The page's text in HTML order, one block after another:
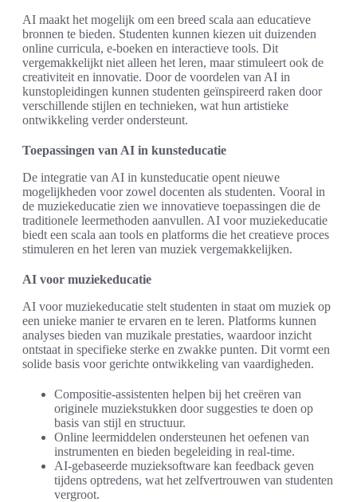
AI maakt het mogelijk om een breed scala aan educatieve
bronnen te bieden. Studenten kunnen kiezen uit duizenden
online curricula, e-boeken en interactieve tools. Dit
vergemakkelijkt niet alleen het leren, maar stimuleert ook de
creativiteit en innovatie. Door de voordelen van AI in
kunstopleidingen kunnen studenten geïnspireerd raken door
verschillende stijlen en technieken, wat hun artistieke
ontwikkeling verder ondersteunt.
Toepassingen van AI in kunsteducatie
De integratie van AI in kunsteducatie opent nieuwe
mogelijkheden voor zowel docenten als studenten. Vooral in
de muziekeducatie zien we innovatieve toepassingen die de
traditionele leermethoden aanvullen. AI voor muziekeducatie
biedt een scala aan tools en platforms die het creatieve proces
stimuleren en het leren van muziek vergemakkelijken.
AI voor muziekeducatie
AI voor muziekeducatie stelt studenten in staat om muziek op
een unieke manier te ervaren en te leren. Platforms kunnen
analyses bieden van muzikale prestaties, waardoor inzicht
ontstaat in specifieke sterke en zwakke punten. Dit vormt een
solide basis voor gerichte ontwikkeling van vaardigheden.
Compositie-assistenten helpen bij het creëren van
originele muziekstukken door suggesties te doen op
basis van stijl en structuur.
Online leermiddelen ondersteunen het oefenen van
instrumenten en bieden begeleiding in real-time.
AI-gebaseerde muzieksoftware kan feedback geven
tijdens optredens, wat het zelfvertrouwen van studenten
vergroot.